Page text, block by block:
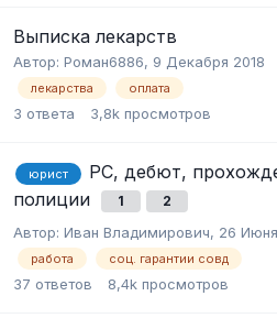
Выписка лекарств
Автор: Роман6886, 9 Декабря 2018
лекарства оплата
3 ответа 3,8k просмотров
юрист
РС, дебют,
полиции
1 2
Автор: Иван Владимирович, 26
работа соц. гарантии совд
37 ответов 8,4k просмотров